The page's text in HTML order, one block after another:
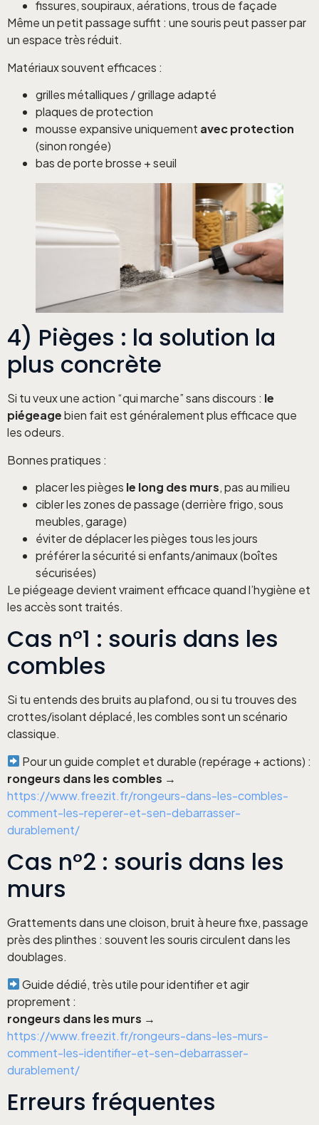
fissures, soupiraux, aérations, trous de façade
Même un petit passage suffit : une souris peut passer par
un espace très réduit.
Matériaux souvent efficaces :
grilles métalliques / grillage adapté
plaques de protection
mousse expansive uniquement avec protection
(sinon rongée)
bas de porte brosse + seuil
4) Pièges : la solution la
plus concrète
Si tu veux une action “qui marche” sans discours : le
piégeagebien fait est généralement plus efficace que
les odeurs.
Bonnes pratiques :
placer les pièges le long des murs, pas au milieu
cibler les zones de passage (derrière frigo, sous
meubles, garage)
éviter de déplacer les pièges tous les jours
préférer la sécurité si enfants/animaux (boîtes
sécurisées)
Le piégeage devient vraiment efficace quand l’hygiène et
les accès sont traités.
Cas n°1 : souris dans les
combles
Si tu entends des bruits au plafond, ou si tu trouves des
crottes/isolant déplacé, les combles sont un scénario
classique.
Pour un guide complet et durable (repérage + actions) :
rongeurs dans les combles →
https://www.freezit.fr/rongeurs-dans-les-combles-
comment-les-reperer-et-sen-debarrasser-
durablement/
Cas n°2 : souris dans les
murs
Grattements dans une cloison, bruit à heure fixe, passage
près des plinthes : souvent les souris circulent dans les
doublages.
Guide dédié, très utile pour identifier et agir
proprement :
rongeurs dans les murs →
https://www.freezit.fr/rongeurs-dans-les-murs-
comment-les-identifier-et-sen-debarrasser-
durablement/
Erreurs fréquentes